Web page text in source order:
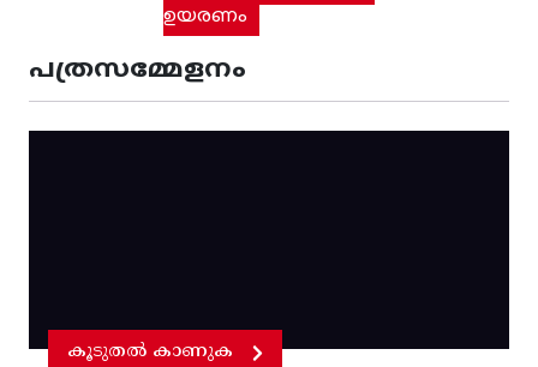
ഉയരണം
പത്രസമ്മേളനം
കൂടുതൽ കാണുക